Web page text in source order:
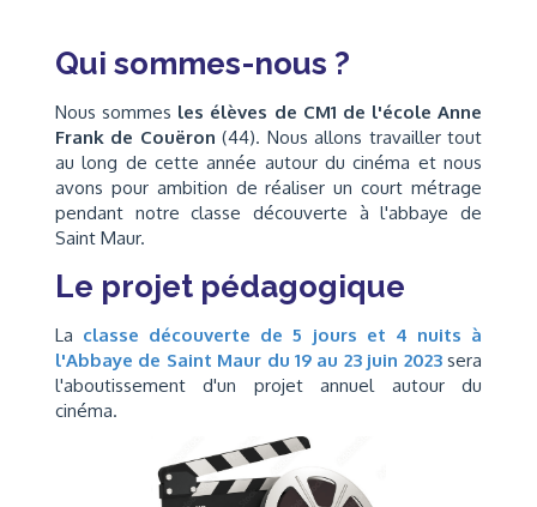
Qui sommes-nous ?
Nous sommes les élèves de CM1 de l'école Anne
Frank de Couëron (44). Nous allons travailler tout
au long de cette année autour du cinéma et nous
avons pour ambition de réaliser un court métrage
pendant notre classe découverte à l'abbaye de
Saint Maur.
Le projet pédagogique
La classe découverte de 5 jours et 4 nuits à
l'Abbaye de Saint Maur du 19 au 23 juin 2023sera
l'aboutissement d'un projet annuel autour du
cinéma.